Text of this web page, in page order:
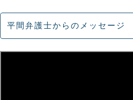
平間弁護士からのメッセージ